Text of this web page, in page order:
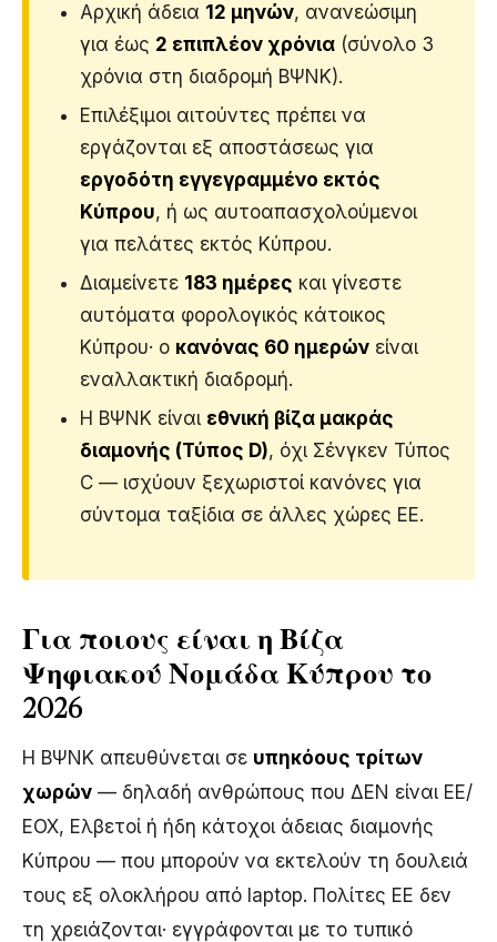
Αρχική άδεια 12 μηνών, ανανεώσιμη
για έως 2 επιπλέον χρόνια (σύνολο 3
χρόνια στη διαδρομή ΒΨΝΚ).
Επιλέξιμοι αιτούντες πρέπει να
εργάζονται εξ αποστάσεως για
εργοδότη εγγεγραμμένο εκτός
Κύπρου, ή ως αυτοαπασχολούμενοι
για πελάτες εκτός Κύπρου.
Διαμείνετε 183 ημέρες και γίνεστε
αυτόματα φορολογικός κάτοικος
Κύπρου· ο κανόνας 60 ημερών είναι
εναλλακτική διαδρομή.
Η ΒΨΝΚ είναι εθνική βίζα μακράς
διαμονής (Τύπος D), όχι Σένγκεν Τύπος
C — ισχύουν ξεχωριστοί κανόνες για
σύντομα ταξίδια σε άλλες χώρες ΕΕ.
Για ποιους είναι η Βίζα
Ψηφιακού Νομάδα Κύπρου το
2026
Η ΒΨΝΚ απευθύνεται σε υπηκόους τρίτων
χωρών — δηλαδή ανθρώπους που ΔΕΝ είναι ΕΕ/
ΕΟΧ, Ελβετοί ή ήδη κάτοχοι άδειας διαμονής
Κύπρου — που μπορούν να εκτελούν τη δουλειά
τους εξ ολοκλήρου από laptop. Πολίτες ΕΕ δεν
τη χρειάζονται· εγγράφονται με το τυπικό